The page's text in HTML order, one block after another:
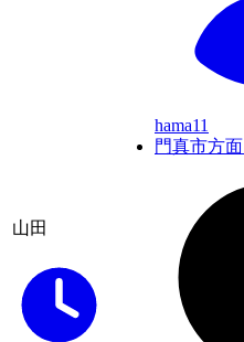
山田
hama11
門真市方面